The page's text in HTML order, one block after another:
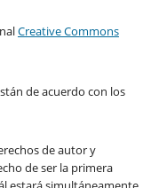
Creative Commons
de acuerdo con los
de autor y
de ser la primera